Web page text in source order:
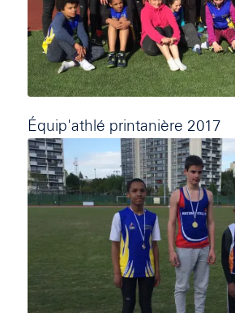
Équip'athlé printanière 2017